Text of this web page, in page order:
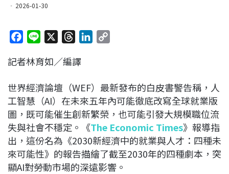
2026-01-30
c
b
o
o
k
n
r
a
d
s
e
d
I
n
L
i
n
k
記者林育如／編譯
世界經濟論壇（WEF）最新發布的白皮書警告稱，人
工智慧（AI）在未來五年內可能徹底改寫全球就業版
圖，既可能催生創新繁榮，也可能引發大規模職位流
失與社會不穩定。《The Economic Times》報導指
出，這份名為《2030新經濟中的就業與人才：四種未
來可能性》的報告描繪了截至2030年的四種劇本，突
顯AI對勞動市場的深遠影響。